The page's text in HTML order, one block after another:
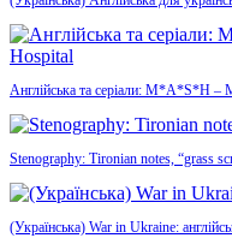
Англійська та серіали: M*A*S*H
Stenography: Tironian notes, “grass
(Українська) War in Ukraine: